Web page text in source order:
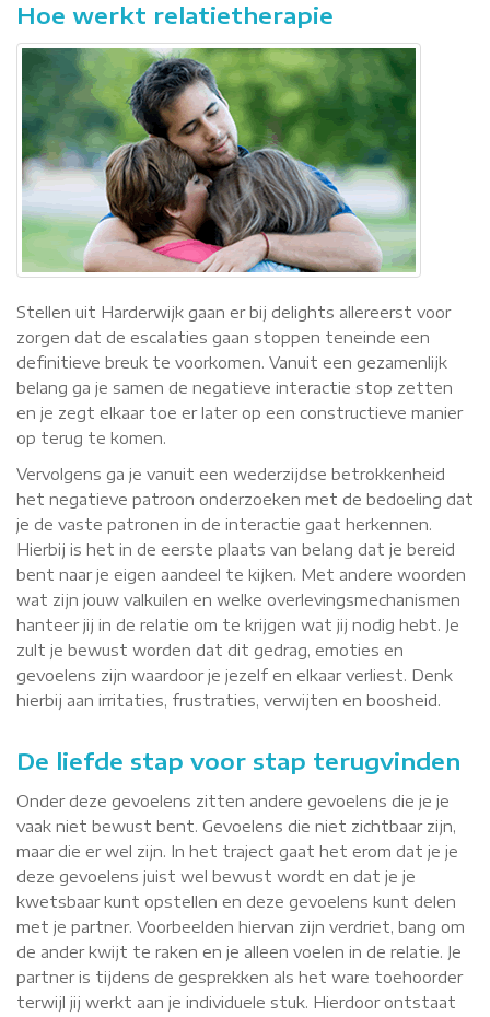
Hoe werkt relatietherapie
Stellen uit Harderwijk gaan er bij delights allereerst voor
zorgen dat de escalaties gaan stoppen teneinde een
definitieve breuk te voorkomen. Vanuit een gezamenlijk
belang ga je samen de negatieve interactie stop zetten
en je zegt elkaar toe er later op een constructieve manier
op terug te komen.
Vervolgens ga je vanuit een wederzijdse betrokkenheid
het negatieve patroon onderzoeken met de bedoeling dat
je de vaste patronen in de interactie gaat herkennen.
Hierbij is het in de eerste plaats van belang dat je bereid
bent naar je eigen aandeel te kijken. Met andere woorden
wat zijn jouw valkuilen en welke overlevingsmechanismen
hanteer jij in de relatie om te krijgen wat jij nodig hebt. Je
zult je bewust worden dat dit gedrag, emoties en
gevoelens zijn waardoor je jezelf en elkaar verliest. Denk
hierbij aan irritaties, frustraties, verwijten en boosheid.
De liefde stap voor stap terugvinden
Onder deze gevoelens zitten andere gevoelens die je je
vaak niet bewust bent. Gevoelens die niet zichtbaar zijn,
maar die er wel zijn. In het traject gaat het erom dat je je
deze gevoelens juist wel bewust wordt en dat je je
kwetsbaar kunt opstellen en deze gevoelens kunt delen
met je partner. Voorbeelden hiervan zijn verdriet, bang om
de ander kwijt te raken en je alleen voelen in de relatie. Je
partner is tijdens de gesprekken als het ware toehoorder
terwijl jij werkt aan je individuele stuk. Hierdoor ontstaat